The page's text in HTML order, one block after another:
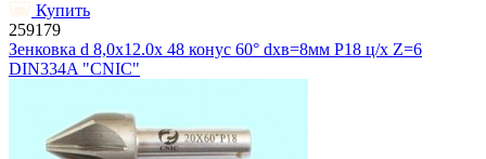
Купить
259179
Зенковка d 8,0х12.0х 48 конус 60° dхв=8мм Р18 ц/х Z=6
DIN334A "CNIC"